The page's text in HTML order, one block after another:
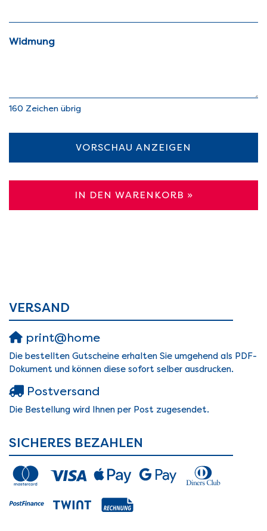
Widmung
160 Zeichen übrig
VORSCHAU ANZEIGEN
IN DEN WARENKORB »
VERSAND
print@home
Die bestellten Gutscheine erhalten Sie umgehend als PDF-
Dokument und können diese sofort selber ausdrucken.
Postversand
Die Bestellung wird Ihnen per Post zugesendet.
SICHERES BEZAHLEN